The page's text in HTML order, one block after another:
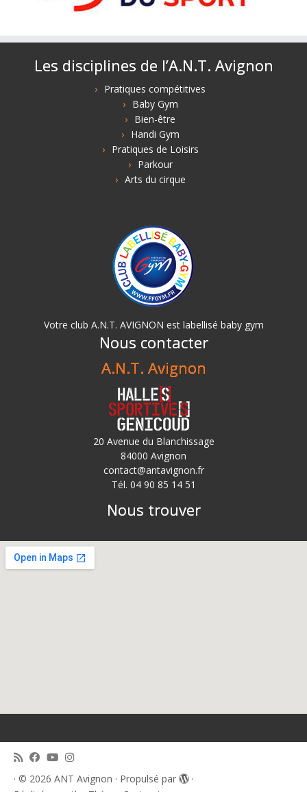
Les disciplines de l’A.N.T. Avignon
Pratiques compétitives
Baby Gym
Bien-être
Handi Gym
Pratiques de Loisirs
Parkour
Arts du cirque
Votre club A.N.T. AVIGNON est labellisé baby gym
Nous contacter
A.N.T. Avignon
20 Avenue du Blanchissage
84000 Avignon
contact@antavignon.fr
Tél. 04 90 85 14 51
Nous trouver
· © 2026 ANT Avignon · Propulsé par
·